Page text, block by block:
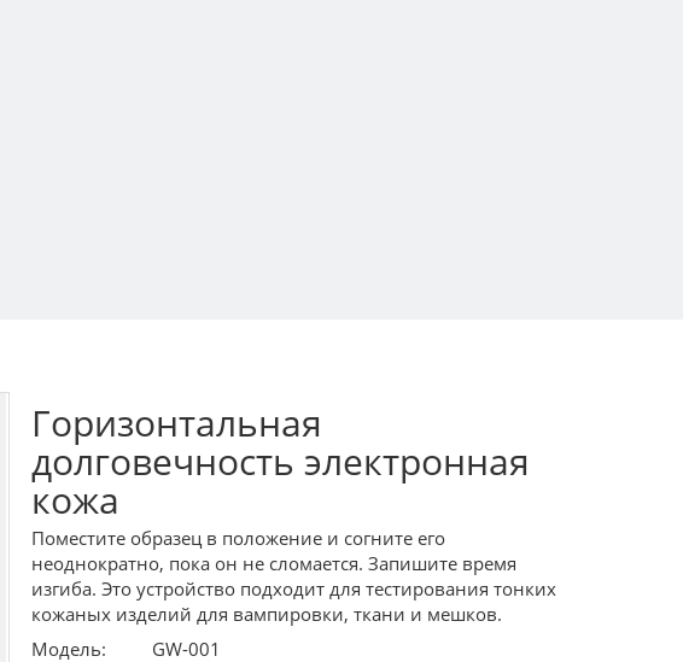
Горизонтальная
долговечность электронная
кожа
Поместите образец в положение и согните его
неоднократно, пока он не сломается. Запишите время
изгиба. Это устройство подходит для тестирования тонких
кожаных изделий для вампировки, ткани и мешков.
Модель:
GW-001